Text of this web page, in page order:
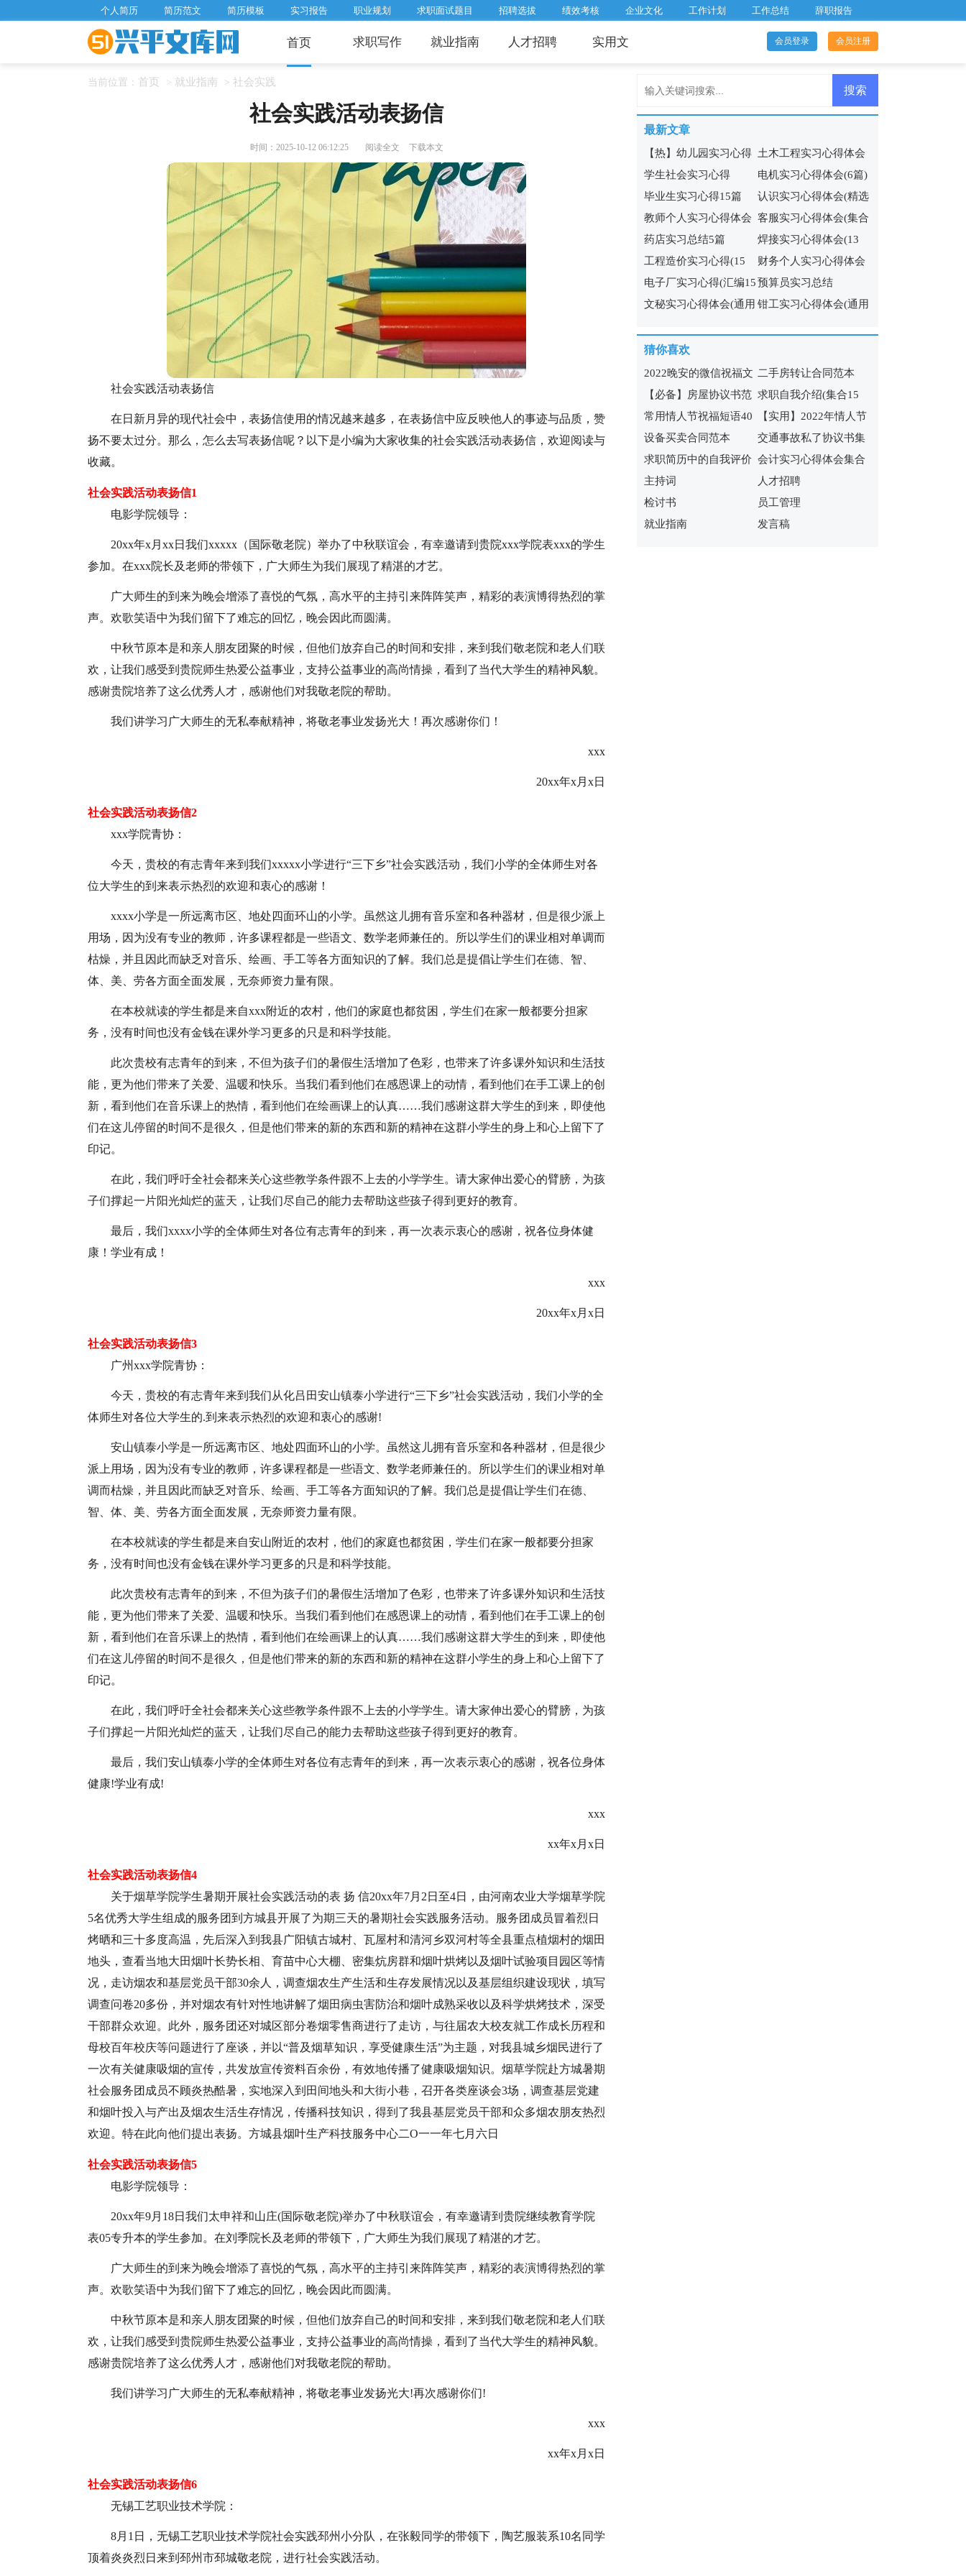
个人简历 简历范文 简历模板 实习报告 职业规划 求职面试题目 招聘选拔 绩效考核 企业文化 工作计划 工作总结 辞职报告
首页 求职写作 就业指南 人才招聘 实用文 会员登录 会员注册
当前位置： 首页 > 就业指南 > 社会实践
社会实践活动表扬信
时间：2025-10-12 06:12:25 阅读全文 下载本文
社会实践活动表扬信
在日新月异的现代社会中，表扬信使用的情况越来越多，在表扬信中应反映他人的事迹与品质，赞
扬不要太过分。那么，怎么去写表扬信呢？以下是小编为大家收集的社会实践活动表扬信，欢迎阅读与
收藏。
社会实践活动表扬信1
电影学院领导：
20xx年x月xx日我们xxxxx（国际敬老院）举办了中秋联谊会，有幸邀请到贵院xxx学院表xxx的学生
参加。在xxx院长及老师的带领下，广大师生为我们展现了精湛的才艺。
广大师生的到来为晚会增添了喜悦的气氛，高水平的主持引来阵阵笑声，精彩的表演博得热烈的掌
声。欢歌笑语中为我们留下了难忘的回忆，晚会因此而圆满。
中秋节原本是和亲人朋友团聚的时候，但他们放弃自己的时间和安排，来到我们敬老院和老人们联
欢，让我们感受到贵院师生热爱公益事业，支持公益事业的高尚情操，看到了当代大学生的精神风貌。
感谢贵院培养了这么优秀人才，感谢他们对我敬老院的帮助。
我们讲学习广大师生的无私奉献精神，将敬老事业发扬光大！再次感谢你们！
xxx
20xx年x月x日
社会实践活动表扬信2
xxx学院青协：
今天，贵校的有志青年来到我们xxxxx小学进行“三下乡”社会实践活动，我们小学的全体师生对各
位大学生的到来表示热烈的欢迎和衷心的感谢！
xxxx小学是一所远离市区、地处四面环山的小学。虽然这儿拥有音乐室和各种器材，但是很少派上
用场，因为没有专业的教师，许多课程都是一些语文、数学老师兼任的。所以学生们的课业相对单调而
枯燥，并且因此而缺乏对音乐、绘画、手工等各方面知识的了解。我们总是提倡让学生们在德、智、
体、美、劳各方面全面发展，无奈师资力量有限。
在本校就读的学生都是来自xxx附近的农村，他们的家庭也都贫困，学生们在家一般都要分担家
务，没有时间也没有金钱在课外学习更多的只是和科学技能。
此次贵校有志青年的到来，不但为孩子们的暑假生活增加了色彩，也带来了许多课外知识和生活技
能，更为他们带来了关爱、温暖和快乐。当我们看到他们在感恩课上的动情，看到他们在手工课上的创
新，看到他们在音乐课上的热情，看到他们在绘画课上的认真……我们感谢这群大学生的到来，即使他
们在这儿停留的时间不是很久，但是他们带来的新的东西和新的精神在这群小学生的身上和心上留下了
印记。
在此，我们呼吁全社会都来关心这些教学条件跟不上去的小学学生。请大家伸出爱心的臂膀，为孩
子们撑起一片阳光灿烂的蓝天，让我们尽自己的能力去帮助这些孩子得到更好的教育。
最后，我们xxxx小学的全体师生对各位有志青年的到来，再一次表示衷心的感谢，祝各位身体健
康！学业有成！
xxx
20xx年x月x日
社会实践活动表扬信3
广州xxx学院青协：
今天，贵校的有志青年来到我们从化吕田安山镇泰小学进行“三下乡”社会实践活动，我们小学的全
体师生对各位大学生的.到来表示热烈的欢迎和衷心的感谢!
安山镇泰小学是一所远离市区、地处四面环山的小学。虽然这儿拥有音乐室和各种器材，但是很少
派上用场，因为没有专业的教师，许多课程都是一些语文、数学老师兼任的。所以学生们的课业相对单
调而枯燥，并且因此而缺乏对音乐、绘画、手工等各方面知识的了解。我们总是提倡让学生们在德、
智、体、美、劳各方面全面发展，无奈师资力量有限。
在本校就读的学生都是来自安山附近的农村，他们的家庭也都贫困，学生们在家一般都要分担家
务，没有时间也没有金钱在课外学习更多的只是和科学技能。
此次贵校有志青年的到来，不但为孩子们的暑假生活增加了色彩，也带来了许多课外知识和生活技
能，更为他们带来了关爱、温暖和快乐。当我们看到他们在感恩课上的动情，看到他们在手工课上的创
新，看到他们在音乐课上的热情，看到他们在绘画课上的认真……我们感谢这群大学生的到来，即使他
们在这儿停留的时间不是很久，但是他们带来的新的东西和新的精神在这群小学生的身上和心上留下了
印记。
在此，我们呼吁全社会都来关心这些教学条件跟不上去的小学学生。请大家伸出爱心的臂膀，为孩
子们撑起一片阳光灿烂的蓝天，让我们尽自己的能力去帮助这些孩子得到更好的教育。
最后，我们安山镇泰小学的全体师生对各位有志青年的到来，再一次表示衷心的感谢，祝各位身体
健康!学业有成!
xxx
xx年x月x日
社会实践活动表扬信4
关于烟草学院学生暑期开展社会实践活动的表 扬 信20xx年7月2日至4日，由河南农业大学烟草学院
5名优秀大学生组成的服务团到方城县开展了为期三天的暑期社会实践服务活动。服务团成员冒着烈日
烤晒和三十多度高温，先后深入到我县广阳镇古城村、瓦屋村和清河乡双河村等全县重点植烟村的烟田
地头，查看当地大田烟叶长势长相、育苗中心大棚、密集炕房群和烟叶烘烤以及烟叶试验项目园区等情
况，走访烟农和基层党员干部30余人，调查烟农生产生活和生存发展情况以及基层组织建设现状，填写
调查问卷20多份，并对烟农有针对性地讲解了烟田病虫害防治和烟叶成熟采收以及科学烘烤技术，深受
干部群众欢迎。此外，服务团还对城区部分卷烟零售商进行了走访，与往届农大校友就工作成长历程和
母校百年校庆等问题进行了座谈，并以“普及烟草知识，享受健康生活”为主题，对我县城乡烟民进行了
一次有关健康吸烟的宣传，共发放宣传资料百余份，有效地传播了健康吸烟知识。烟草学院赴方城暑期
社会服务团成员不顾炎热酷暑，实地深入到田间地头和大街小巷，召开各类座谈会3场，调查基层党建
和烟叶投入与产出及烟农生活生存情况，传播科技知识，得到了我县基层党员干部和众多烟农朋友热烈
欢迎。特在此向他们提出表扬。方城县烟叶生产科技服务中心二O一一年七月六日
社会实践活动表扬信5
电影学院领导：
20xx年9月18日我们太申祥和山庄(国际敬老院)举办了中秋联谊会，有幸邀请到贵院继续教育学院
表05专升本的学生参加。在刘季院长及老师的带领下，广大师生为我们展现了精湛的才艺。
广大师生的到来为晚会增添了喜悦的气氛，高水平的主持引来阵阵笑声，精彩的表演博得热烈的掌
声。欢歌笑语中为我们留下了难忘的回忆，晚会因此而圆满。
中秋节原本是和亲人朋友团聚的时候，但他们放弃自己的时间和安排，来到我们敬老院和老人们联
欢，让我们感受到贵院师生热爱公益事业，支持公益事业的高尚情操，看到了当代大学生的精神风貌。
感谢贵院培养了这么优秀人才，感谢他们对我敬老院的帮助。
我们讲学习广大师生的无私奉献精神，将敬老事业发扬光大!再次感谢你们!
xxx
xx年x月x日
社会实践活动表扬信6
无锡工艺职业技术学院：
8月1日，无锡工艺职业技术学院社会实践邳州小分队，在张毅同学的带领下，陶艺服装系10名同学
顶着炎炎烈日来到邳州市邳城敬老院，进行社会实践活动。
最新文章
【热】幼儿园实习心得 土木工程实习心得体会
(集锦15篇)
学生社会实习心得
电机实习心得体会(6篇)
毕业生实习心得15篇
认识实习心得体会(精选
15篇)
教师个人实习心得体会
集锦15篇
客服实习心得体会(集合
15篇)
药店实习总结5篇
焊接实习心得体会(13
篇)
工程造价实习心得(15
篇)
财务个人实习心得体会
9篇
电子厂实习心得(汇编15
篇)
预算员实习总结
文秘实习心得体会(通用 钳工实习心得体会(通用
猜你喜欢
2022晚安的微信祝福文
案
二手房转让合同范本
【必备】房屋协议书范
文锦集九篇
求职自我介绍(集合15
篇)
常用情人节祝福短语40
条
【实用】2022年情人节
祝福短语汇编65句
设备买卖合同范本
交通事故私了协议书集
合7篇
求职简历中的自我评价
合集15篇
会计实习心得体会集合
15篇
主持词
人才招聘
检讨书
员工管理
就业指南
发言稿